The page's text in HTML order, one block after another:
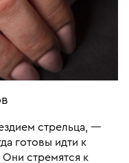
стрельца, —
готовы идти к
стремятся к